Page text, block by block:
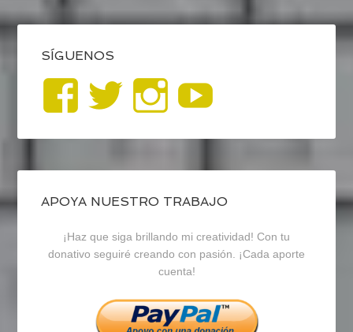
SÍGUENOS
Ver
perfil
de
blogrecursosep
en
Facebook
Ver
perfil
de
recursosep
en
Twitter
Ver
perfil
de
recursosep
en
Instagram
APOYA NUESTRO TRABAJO
¡Haz que siga brillando mi creatividad! Con tu
donativo seguiré creando con pasión. ¡Cada aporte
cuenta!